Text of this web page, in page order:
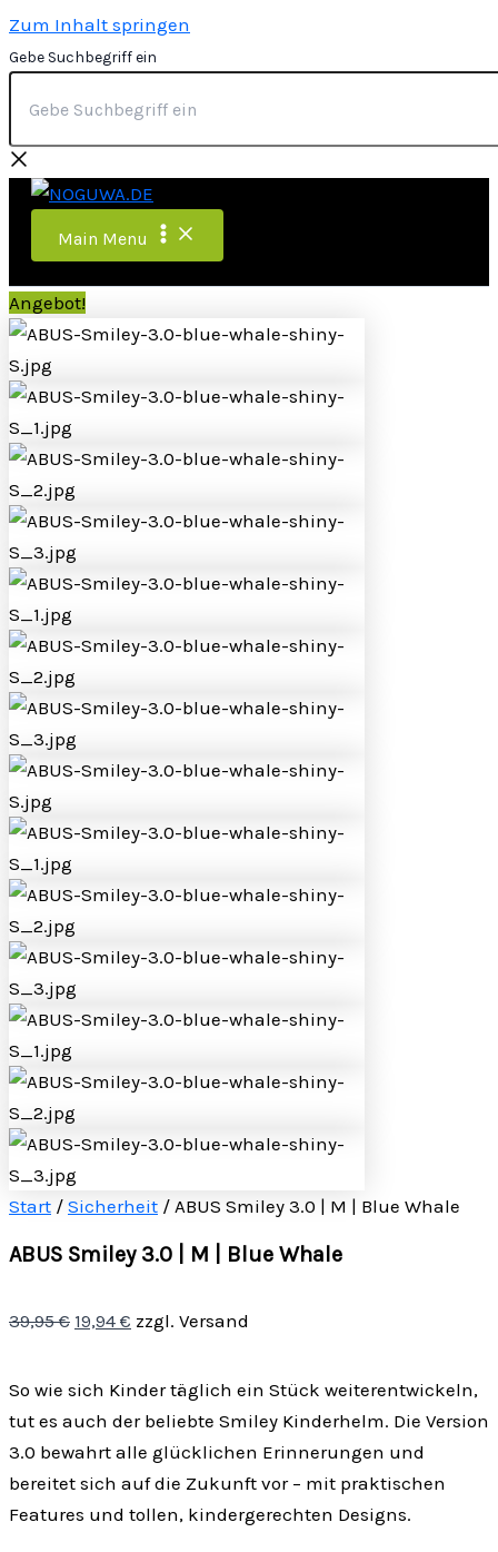
Zum Inhalt springen
Gebe Suchbegriff ein
Main Menu
Angebot!
Start / Sicherheit / ABUS Smiley 3.0 | M | Blue Whale
ABUS Smiley 3.0 | M | Blue Whale
39,95€ 19,94 € zzgl. Versand
So wie sich Kinder täglich ein Stück weiterentwickeln,
tut es auch der beliebte Smiley Kinderhelm. Die Version
3.0 bewahrt alle glücklichen Erinnerungen und
bereitet sich auf die Zukunft vor – mit praktischen
Features und tollen, kindergerechten Designs.